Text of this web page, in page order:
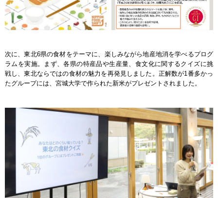
次に、東北6県の食材をテーマに、楽しみながら地産地消を学べるプログ
ラムを実施。まず、各県の特産品や生産量、食文化に関するクイズに挑
戦し、東北ならではの食材の魅力を再発見しました。正解数が1番多かっ
たグループには、宮城大学で作られた新米がプレゼントされました。